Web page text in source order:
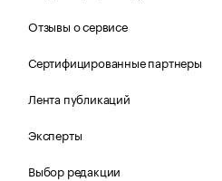
Отзывы о сервисе
Сертифицированные партнеры
Лента публикаций
Эксперты
Выбор редакции